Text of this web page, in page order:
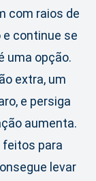
com raios de
continue se
uma opção.
extra, um
e persiga
aumenta.
feitos para
levar